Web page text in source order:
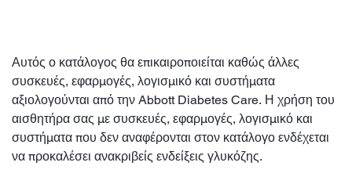
Αυτός ο κατάλογος θα επικαιροποιείται καθώς άλλες
συσκευές, εφαρμογές, λογισμικό και συστήματα
αξιολογούνται από την Abbott Diabetes Care. Η χρήση του
αισθητήρα σας με συσκευές, εφαρμογές, λογισμικό και
συστήματα που δεν αναφέρονται στον κατάλογο ενδέχεται
να προκαλέσει ανακριβείς ενδείξεις γλυκόζης.